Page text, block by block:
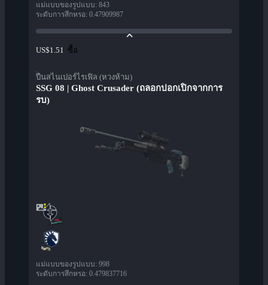
แม่แบบของรูปแบบ: 843
ระดับการสึกหรอ: 0.47909987
US$1.51 ซื้อ
ปืนสไนเปอร์ไรเฟิล (หวงห้าม)
SSG 08 | Ghost Crusader (ถลอกปอกเปิกจากการ
รบ)
แม่แบบของรูปแบบ: 998
ระดับการสึกหรอ: 0.479837716